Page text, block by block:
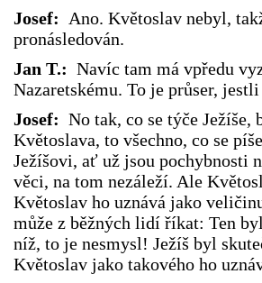
Josef: Ano. Květoslav nebyl,
pronásledován.
Jan T.: Navíc tam má vpředu
Nazaretskému. To je průser,
Josef: No tak, co se týče Ježíše,
Květoslava, to všechno, co se
Ježíšovi, ať už jsou pochybnosti
věci, na tom nezáleží. Ale
Květoslav ho uznává jako
může z běžných lidí říkat: Ten
níž, to je nesmysl! Ježíš byl
Květoslav jako takového ho